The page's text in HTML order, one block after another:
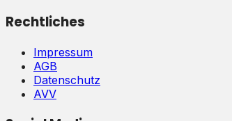
Rechtliches
Impressum
AGB
Datenschutz
AVV